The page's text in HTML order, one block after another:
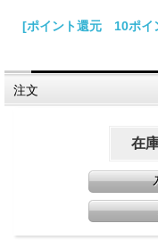
[ポイント還元 10ポイ
注文
在